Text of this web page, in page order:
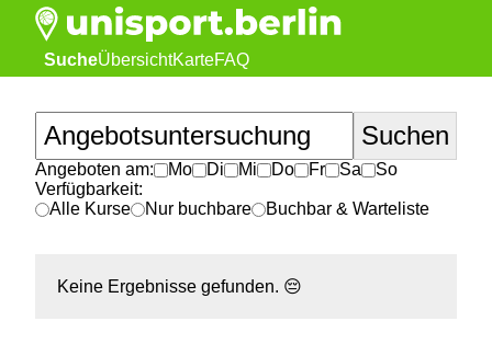
SucheÜbersichtKarteFAQ
Angeboten am: Mo Di Mi Do Fr Sa
So
Verfügbarkeit:
Alle Kurse
Nur buchbare Buchbar & Warteliste
Keine Ergebnisse gefunden. 😔